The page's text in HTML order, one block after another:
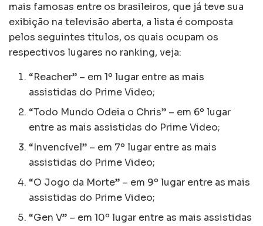
mais famosas entre os brasileiros, que já teve sua
exibição na televisão aberta, a lista é composta
pelos seguintes títulos, os quais ocupam os
respectivos lugares no ranking, veja:
“Reacher” – em 1º lugar entre as mais
assistidas do Prime Video;
“Todo Mundo Odeia o Chris” – em 6º lugar
entre as mais assistidas do Prime Video;
“Invencível” – em 7º lugar entre as mais
assistidas do Prime Video;
“O Jogo da Morte” – em 9º lugar entre as mais
assistidas do Prime Video;
“Gen V” – em 10º lugar entre as mais assistidas